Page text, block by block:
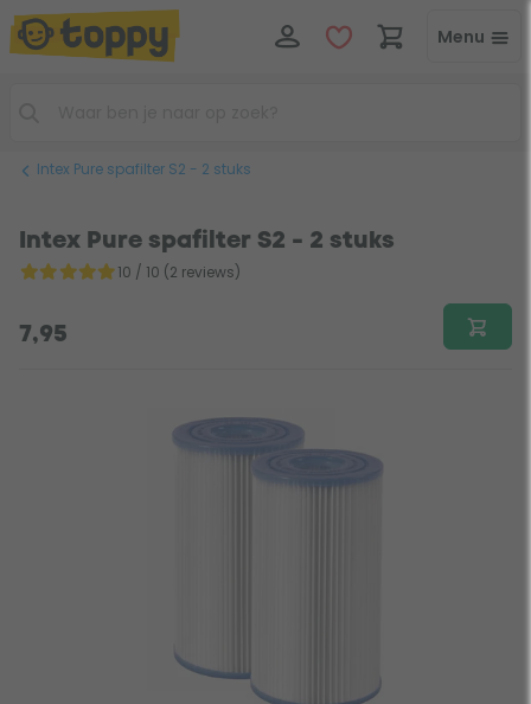
Menu
Intex Pure spafilter S2 - 2 stuks
Intex Pure spafilter S2 - 2 stuks
10 / 10 (2 reviews)
7,95